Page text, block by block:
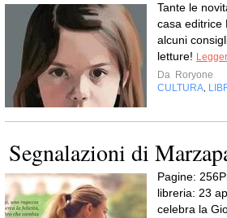
Tante le
casa editrice
alcuni
letture!
Da Roryone
CULTURA,
Segnalazioni di
Pagine:
libreria: 23
celebra la